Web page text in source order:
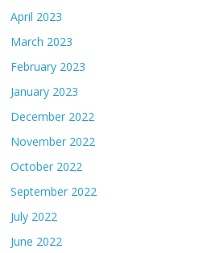
April 2023
March 2023
February 2023
January 2023
December 2022
November 2022
October 2022
September 2022
July 2022
June 2022